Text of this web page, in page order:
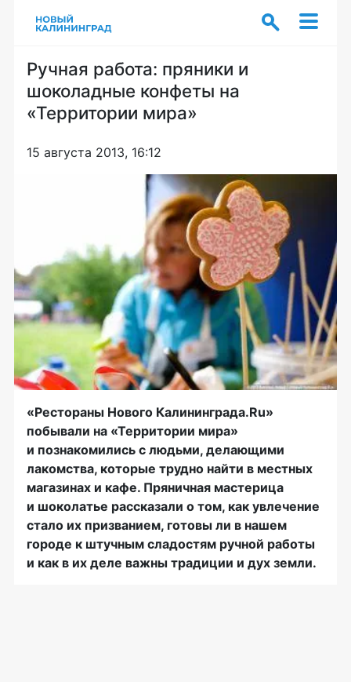
Ручная работа: пряники и
шоколадные конфеты на
«Территории мира»
15 августа 2013, 16:12
«Рестораны Нового Калининграда.Ru»
побывали на «Территории мира»
и познакомились с людьми, делающими
лакомства, которые трудно найти в местных
магазинах и кафе. Пряничная мастерица
и шоколатье рассказали о том, как увлечение
стало их призванием, готовы ли в нашем
городе к штучным сладостям ручной работы
и как в их деле важны традиции и дух земли.